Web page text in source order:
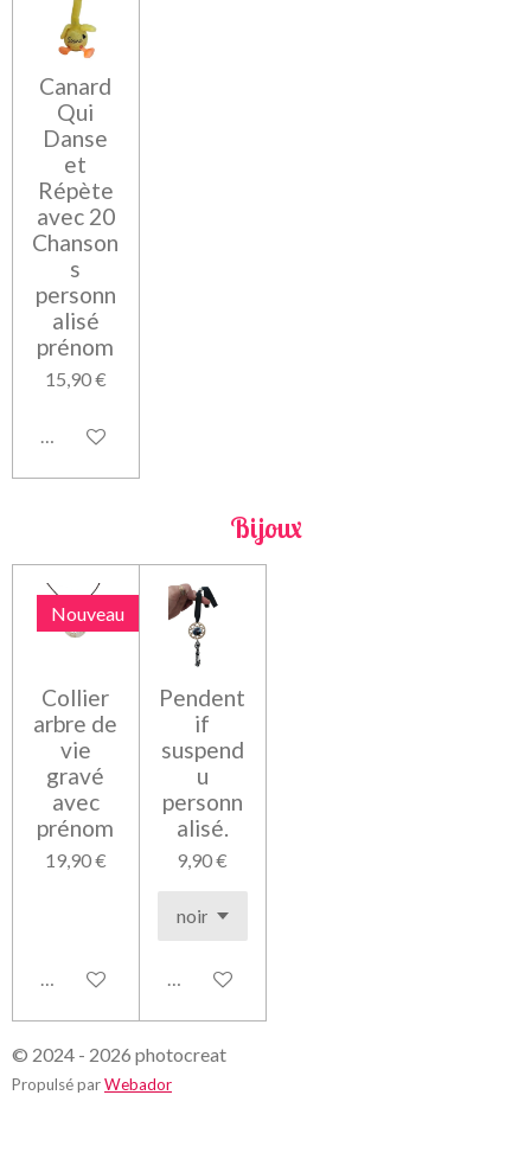
Canard
Qui
Danse
et
Répète
avec 20
Chanson
s
personn
alisé
prénom
15,90 €
Voir les détails
Bijoux
Nouveau
Collier
arbre de
vie
gravé
avec
prénom
19,90 €
Voir les détails
Pendent
if
suspend
u
personn
alisé.
9,90 €
Voir les détails
© 2024 - 2026 photocreat
Propulsé parWebador